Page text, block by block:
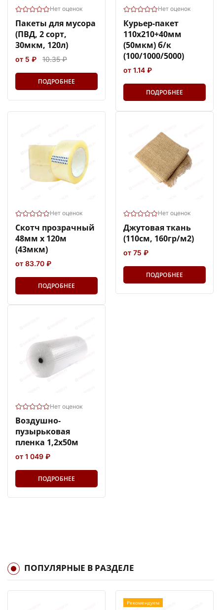
Нет оценок
Пакеты для мусора
(ПВД, 2 сорт,
30мкм, 120л)
от 5 ₽ 10.35 ₽
ПОДРОБНЕЕ
Нет оценок
Курьер-пакет
110х210+40мм
(50мкм) б/к
(100/1000/5000)
от 1.14 ₽
ПОДРОБНЕЕ
Нет оценок
Скотч прозрачный
48мм х 120м
(43мкм)
от 83.70 ₽
ПОДРОБНЕЕ
Нет оценок
Джутовая ткань
(110см, 160гр/м2)
от 75 ₽
ПОДРОБНЕЕ
Нет оценок
Воздушно-
пузырьковая
пленка 1,2х50м
от 1 049 ₽
ПОДРОБНЕЕ
ПОПУЛЯРНЫЕ В РАЗДЕЛЕ
Рекомендуем